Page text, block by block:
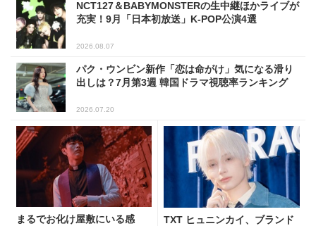
NCT127＆BABYMONSTERの生中継ほかライブが
充実！9月「日本初放送」K-POP公演4選
2026.08.07
パク・ウンビン新作「恋は命がけ」気になる滑り
出しは？7月第3週 韓国ドラマ視聴率ランキング
2026.07.20
まるでお化け屋敷にいる感
TXT ヒュニンカイ、ブランド